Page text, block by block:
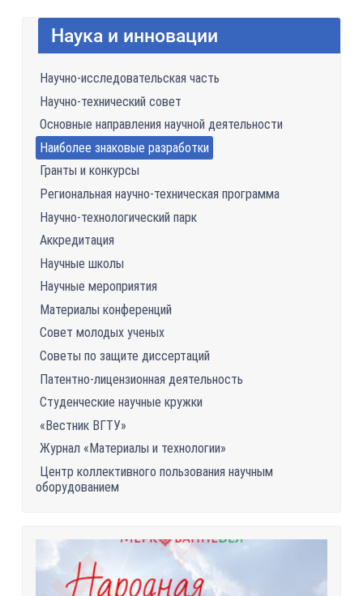
Наука и инновации
Научно-исследовательская часть
Научно-технический совет
Основные направления научной деятельности
Наиболее знаковые разработки
Гранты и конкурсы
Региональная научно-техническая программа
Научно-технологический парк
Аккредитация
Научные школы
Научные мероприятия
Материалы конференций
Совет молодых ученых
Советы по защите диссертаций
Патентно-лицензионная деятельность
Студенческие научные кружки
«Вестник ВГТУ»
Журнал «Материалы и технологии»
Центр коллективного пользования научным
оборудованием